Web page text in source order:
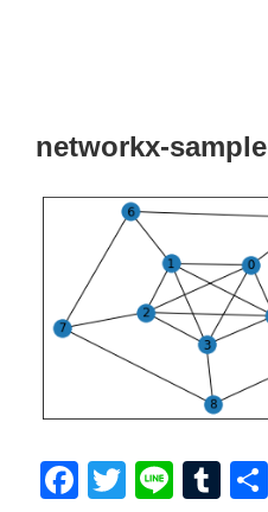
networkx-sample
F
T
Li
T